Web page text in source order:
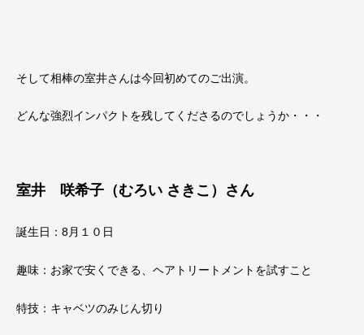
そして相棒の室井さんは今回初めてのご出演。
どんな強烈インパクトを残してくださるのでしょうか・・・
室井 咲希子（むろい さきこ）さん
誕生日：8月１０日
趣味：お家で安くできる、ヘアトリートメントを試すこと
特技：キャベツのみじん切り